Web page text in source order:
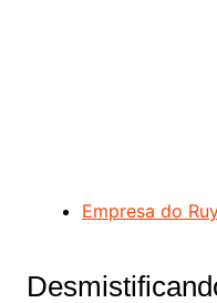
Empresa do